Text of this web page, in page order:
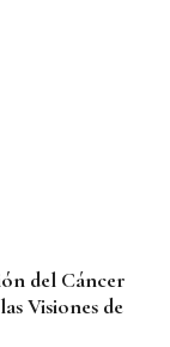
del Cáncer
Visiones de